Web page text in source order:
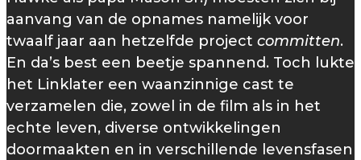
aanvang van de opnames namelijk voor
twaalf jaar aan hetzelfde project committen.
En da’s best een beetje spannend. Toch lukte
het Linklater een waanzinnige cast te
verzamelen die, zowel in de film als in het
echte leven, diverse ontwikkelingen
doormaakten en in verschillende levensfasen